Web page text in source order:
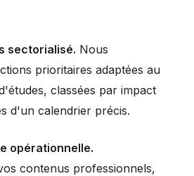
sectorialisé. Nous
prioritaires adaptées au
classées par impact
d'un calendrier précis.
opérationnelle.
contenus professionnels,